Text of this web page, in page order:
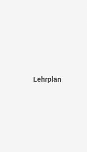
Lehrplan